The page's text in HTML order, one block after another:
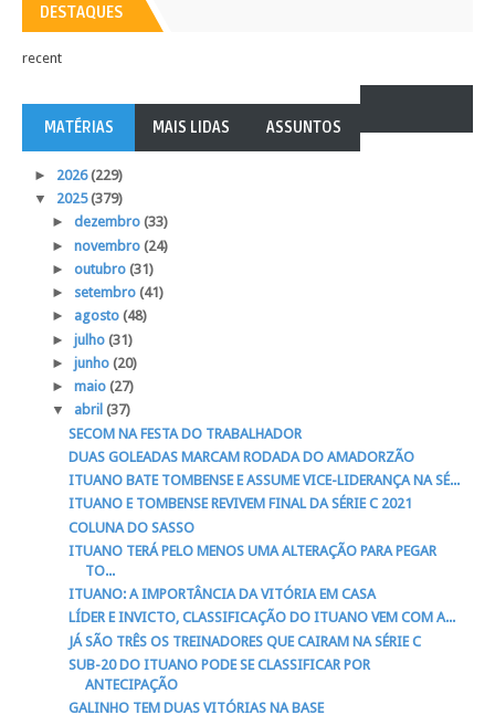
DESTAQUES
recent
MATÉRIAS MAIS LIDAS ASSUNTOS
► 2026(229)
▼ 2025(379)
► dezembro (33)
► novembro (24)
► outubro (31)
► setembro (41)
► agosto (48)
► julho (31)
► junho (20)
► maio (27)
▼ abril (37)
SECOM NA FESTA DO TRABALHADOR
DUAS GOLEADAS MARCAM RODADA DO AMADORZÃO
ITUANO BATE TOMBENSE E ASSUME VICE-LIDERANÇA NA SÉ...
ITUANO E TOMBENSE REVIVEM FINAL DA SÉRIE C 2021
COLUNA DO SASSO
ITUANO TERÁ PELO MENOS UMA ALTERAÇÃO PARA PEGAR
TO...
ITUANO: A IMPORTÂNCIA DA VITÓRIA EM CASA
LÍDER E INVICTO, CLASSIFICAÇÃO DO ITUANO VEM COM A...
JÁ SÃO TRÊS OS TREINADORES QUE CAIRAM NA SÉRIE C
SUB-20 DO ITUANO PODE SE CLASSIFICAR POR
ANTECIPAÇÃO
GALINHO TEM DUAS VITÓRIAS NA BASE